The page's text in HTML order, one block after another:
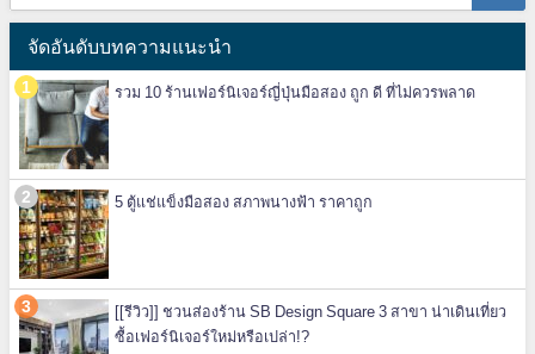
จัดอันดับบทความแนะนำ
รวม 10 ร้านเฟอร์นิเจอร์ญี่ปุ่นมือสอง ถูก ดี ที่ไม่ควรพลาด
5 ตู้แช่แข็งมือสอง สภาพนางฟ้า ราคาถูก
[[รีวิว]] ชวนส่องร้าน SB Design Square 3 สาขา น่าเดินเที่ยว
ซื้อเฟอร์นิเจอร์ใหม่หรือเปล่า!?